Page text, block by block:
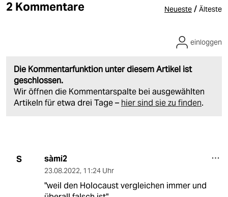
2 Kommentare Neueste / Älteste
Die Kommentarfunktion unter diesem Artikel ist
geschlossen.
Wir öffnen die Kommentarspalte bei ausgewählten
Artikeln für etwa drei Tage – hier sind sie zu finden.
einloggen
S sàmi2
23.08.2022, 11:24 Uhr
"weil den Holocaust vergleichen immer und